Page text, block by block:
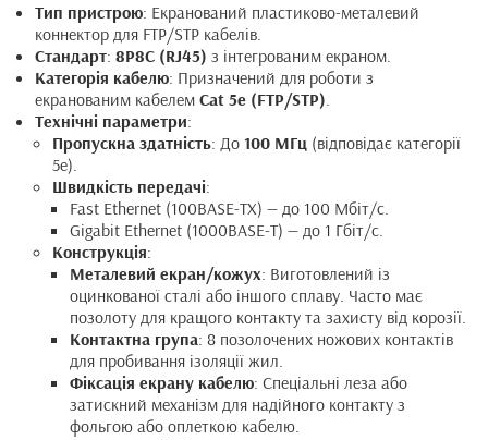
Тип пристрою: Екранований пластиково-металевий
коннектор для FTP/STP кабелів.
Стандарт: 8P8C (RJ45) з інтегрованим екраном.
Категорія кабелю: Призначений для роботи з
екранованим кабелем Cat 5e (FTP/STP).
Технічні параметри:
Пропускна здатність: До 100 МГц (відповідає категорії
5e).
Швидкість передачі:
Fast Ethernet (100BASE-TX) — до 100 Мбіт/с.
Gigabit Ethernet (1000BASE-T) — до 1 Гбіт/с.
Конструкція:
Металевий екран/кожух: Виготовлений із
оцинкованої сталі або іншого сплаву. Часто має
позолоту для кращого контакту та захисту від корозії.
Контактна група: 8 позолочених ножових контактів
для пробивання ізоляції жил.
Фіксація екрану кабелю: Спеціальні леза або
затискний механізм для надійного контакту з
фольгою або оплеткою кабелю.